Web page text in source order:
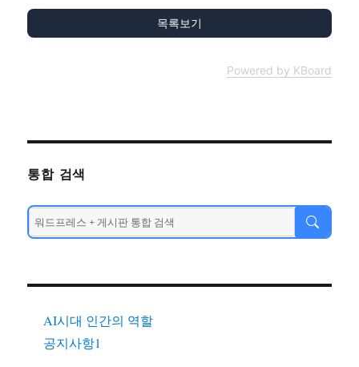
목록보기
Powered by KBoard
통합 검색
AI시대 인간의 역할
공지사항1